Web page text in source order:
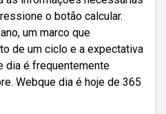
o botão calcular.
um marco que
de um ciclo e a expectativa
dia é frequentemente
Webque dia é hoje de 365